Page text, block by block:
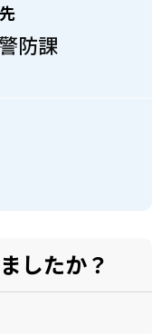
防課
したか？